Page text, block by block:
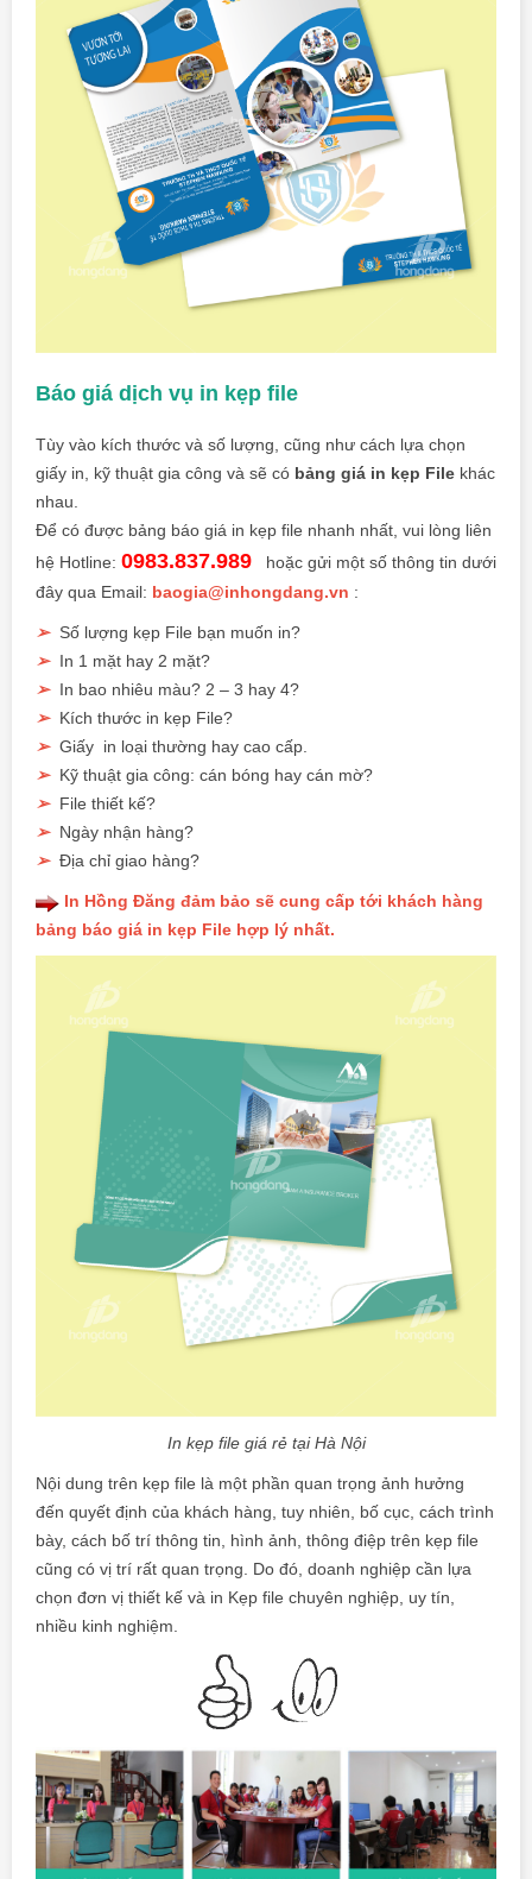
Báo giá dịch vụ in kẹp file
Tùy vào kích thước và số lượng, cũng như cách lựa chọn
giấy in, kỹ thuật gia công và sẽ có bảng giá in kẹp File khác
nhau.
Để có được bảng báo giá in kẹp file nhanh nhất, vui lòng liên
hệ Hotline: 0983.837.989 hoặc gửi một số thông tin dưới
đây qua Email: baogia@inhongdang.vn :
➢ Số lượng kẹp File bạn muốn in?
➢ In 1 mặt hay 2 mặt?
➢ In bao nhiêu màu? 2 – 3 hay 4?
➢ Kích thước in kẹp File?
➢ Giấy in loại thường hay cao cấp.
➢ Kỹ thuật gia công: cán bóng hay cán mờ?
➢ File thiết kế?
➢ Ngày nhận hàng?
➢ Địa chỉ giao hàng?
In Hồng Đăng đảm bảo sẽ cung cấp tới khách hàng
bảng báo giá in kẹp File hợp lý nhất.
In kẹp file giá rẻ tại Hà Nội
Nội dung trên kẹp file là một phần quan trọng ảnh hưởng
đến quyết định của khách hàng, tuy nhiên, bố cục, cách trình
bày, cách bố trí thông tin, hình ảnh, thông điệp trên kẹp file
cũng có vị trí rất quan trọng. Do đó, doanh nghiệp cần lựa
chọn đơn vị thiết kế và in Kẹp file chuyên nghiệp, uy tín,
nhiều kinh nghiệm.